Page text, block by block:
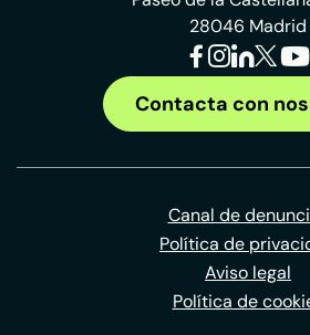
28046 Madrid
Contacta con
Canal de
Política de
Aviso legal
Política de